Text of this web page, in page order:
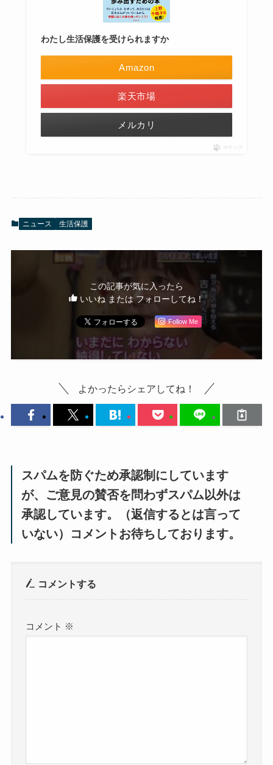
わたし生活保護を受けられますか
Amazon
楽天市場
メルカリ
ポチップ
ニュース 生活保護
この記事が気に入ったら
いいね または フォローしてね！
Follow Me
よかったらシェアしてね！
スパムを防ぐため承認制にしています
が、ご意見の賛否を問わずスパム以外は
承認しています。（返信するとは言って
いない）コメントお待ちしております。
コメントする
コメント ※